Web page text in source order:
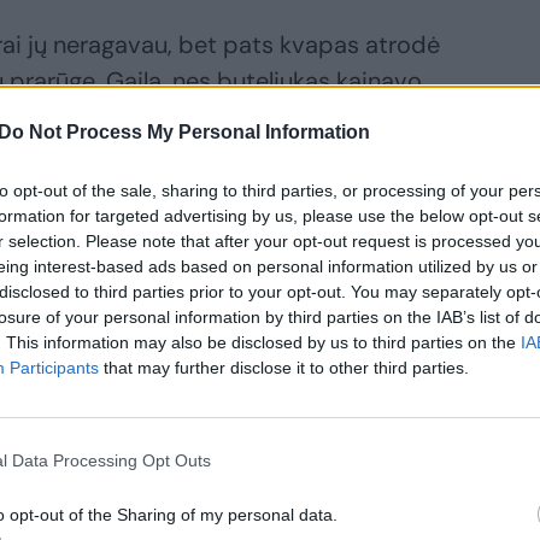
Do Not Process My Personal Information
opt-out of the sale, sharing to third parties, or processing of your
for targeted advertising by us, please use the below opt-out
selection. Please note that after your opt-out request is processed
interest-based ads based on personal information utilized by us
to third parties prior to your opt-out. You may separately
of your personal information by third parties on the IAB’s list of
This information may also be disclosed by us to third parties on the
Participants that may further disclose it to other third parties.
Data Processing Opt Outs
opt-out of the Sharing of my personal data.
jų neragavau, bet pats kvapas atrodė
Gaila, nes buteliukas kainavo,
čekį ir negalėjau pakeisti į
tokio pavidalo. Galbūt tai kokia
polietileniniame maišelyje pabuvusios
– mąstė moteris.
sveikų sulčių – turinys sukėlė